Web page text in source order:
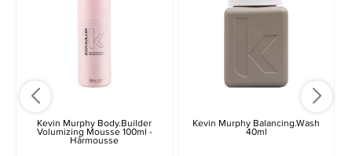
Kevin Murphy Body.Builder
Volumizing Mousse 100ml -
Hårmousse
Kevin Murphy Balancing.Wash
40ml